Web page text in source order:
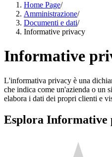
Home Page/
Amministrazione/
Documenti e dati/
Informative privacy
Informative
L'informativa privacy è una
che indica come un'azienda o un
elabora i dati dei propri clienti e
Esplora Informative